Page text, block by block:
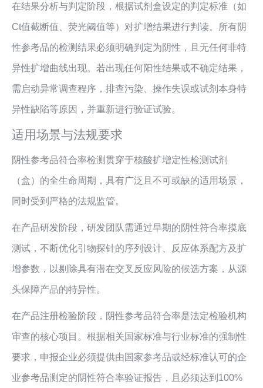
在结果分析与判定阶段，根据试剂盒设定的判定标准（如
Ct值截断值、荧光阈值等）对扩增结果进行判读。所有阴
性参考品的检测结果必须明确判定为阴性，且无任何非特
异性扩增曲线出现。若出现任何阳性结果或不确定结果，
需启动异常调查程序，排查污染、操作失误或试剂本身特
异性缺陷等原因，并重新进行验证试验。
适用场景与法规要求
阴性参考品符合率检测贯穿于核酸扩增定性检测试剂
（盒）的全生命周期，具有广泛且不可或缺的适用场景，
同时受到严格的法规监管。
在产品研发阶段，研发团队需通过早期的阴性符合率摸底
测试，不断优化引物探针的序列设计、反应体系配方及扩
增参数，以剔除具有潜在交叉反应风险的候选方案，从源
头保障产品的特异性。
在产品注册检验阶段，阴性参考品符合率是法定检验机构
审查的核心项目。根据相关国家标准与行业标准的强制性
要求，申报企业必须提供由国家参考品或经标准认可的企
业参考品测定的阴性符合率验证报告，且必须达到100%